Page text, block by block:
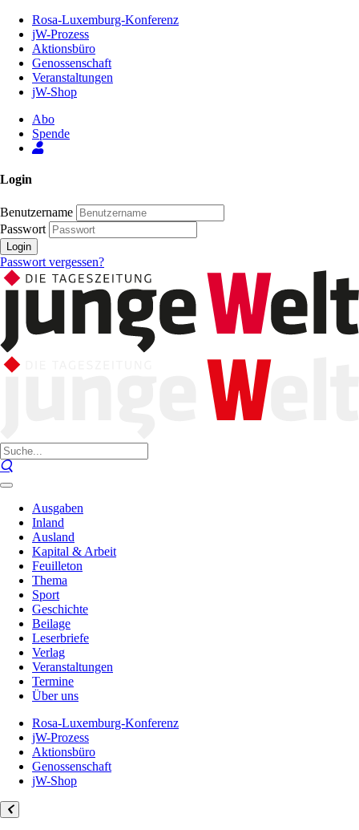
Inhalt
Seite
Rosa-Luxemburg-Konferenz
jW-Prozess
Aktionsbüro
Genossenschaft
Veranstaltungen
jW-Shop
Abo
Spende
Login
Benutzername
Passwort
Login
Passwort vergessen?
Ausgaben
Inland
Ausland
Kapital & Arbeit
Feuilleton
Thema
Sport
Geschichte
Beilage
Leserbriefe
Verlag
Veranstaltungen
Termine
Über uns
Rosa-Luxemburg-Konferenz
jW-Prozess
Aktionsbüro
Genossenschaft
jW-Shop